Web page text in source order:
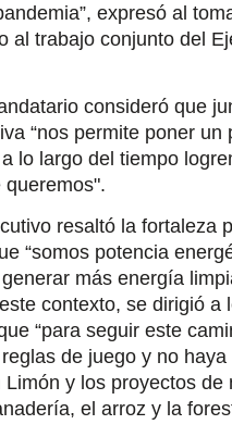
expresó al
al trabajo conjunto del
consideró que
“nos permite poner
lo largo del tiempo
queremos".
resaltó la fortaleza
“somos potencia
más energía
contexto, se dirigió
“para seguir este
de juego y no
Limón y los proyectos
el arroz y la